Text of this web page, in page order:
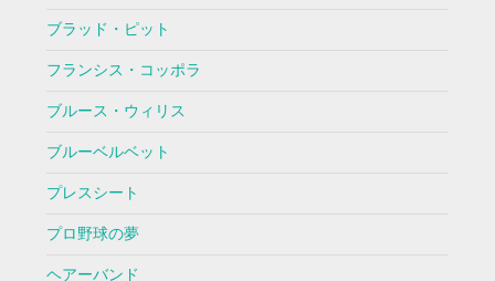
ブラッド・ピット
フランシス・コッポラ
ブルース・ウィリス
ブルーベルベット
プレスシート
プロ野球の夢
ヘアーバンド